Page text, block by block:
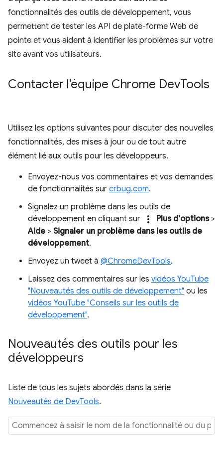
fonctionnalités des outils de développement, vous
permettent de tester les API de plate-forme Web de
pointe et vous aident à identifier les problèmes sur votre
site avant vos utilisateurs.
Contacter l'équipe Chrome DevTools
Utilisez les options suivantes pour discuter des nouvelles
fonctionnalités, des mises à jour ou de tout autre
élément lié aux outils pour les développeurs.
Envoyez-nous vos commentaires et vos demandes
de fonctionnalités sur crbug.com.
Signalez un problème dans les outils de
développement en cliquant sur
more_vert Plus d'options>
Aide > Signaler un problème dans les outils de
développement.
Envoyez un tweet à @ChromeDevTools.
Laissez des commentaires sur les vidéos YouTube
"Nouveautés des outils de développement" ou les
vidéos YouTube "Conseils sur les outils de
développement".
Nouveautés des outils pour les
développeurs
Liste de tous les sujets abordés dans la série
Nouveautés de DevTools.